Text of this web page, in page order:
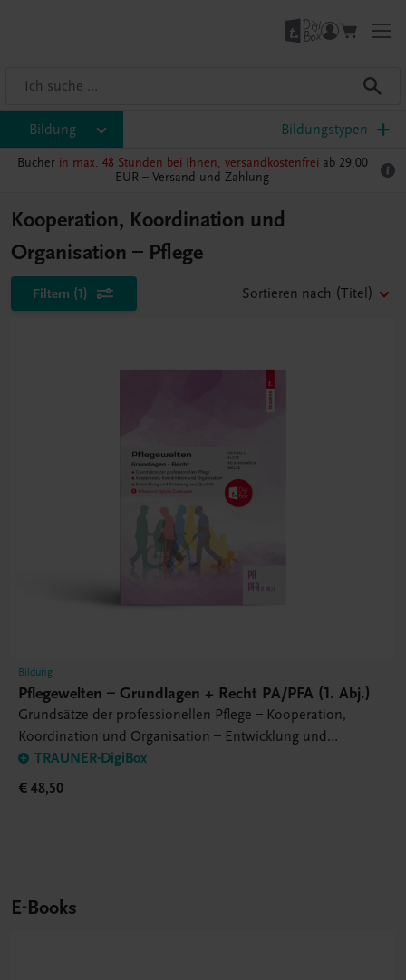
Bildung Bildungstypen
Bücher in max. 48 Stunden bei Ihnen, versandkostenfrei ab 29,00
EUR – Versand und Zahlung
Kooperation, Koordination und
Organisation – Pflege
Filtern (1) Sortieren nach (Titel)
Bildung
Pflegewelten – Grundlagen + Recht PA/PFA (1. Abj.)
Grundsätze der professionellen Pflege – Kooperation,
Koordination und Organisation – Entwicklung und
Sicherung von Qualität
TRAUNER-DigiBox
€ 48,50
E-Books